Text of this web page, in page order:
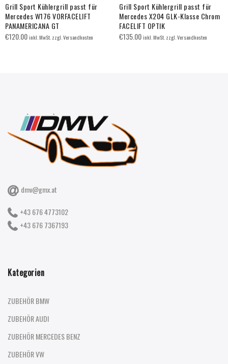
Grill Sport Kühlergrill passt für
Mercedes W176 VORFACELIFT
PANAMERICANA GT
€120.00inkl. MwSt. zzgl. Versandkosten
Grill Sport Kühlergrill passt für
Mercedes X204 GLK-Klasse Chrom
FACELIFT OPTIK
€135.00inkl. MwSt. zzgl. Versandkosten
dmv@gmx.at
+43 676 4773102
+43 676 7367193
Kategorien
ZUBEHÖR BMW
ZUBEHÖR AUDI
ZUBEHÖR MERCEDES BENZ
ZUBEHÖR VW